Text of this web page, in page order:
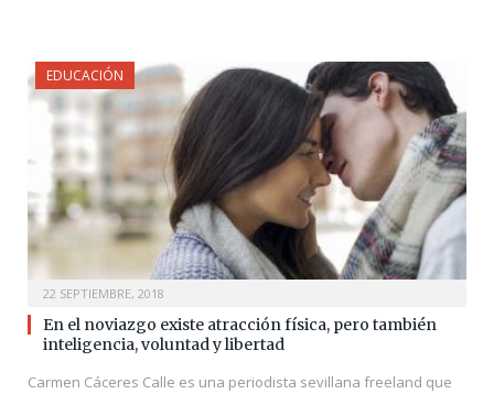
EDUCACIÓN
22 SEPTIEMBRE, 2018
En el noviazgo existe atracción física, pero también
inteligencia, voluntad y libertad
Carmen Cáceres Calle es una periodista sevillana freeland que